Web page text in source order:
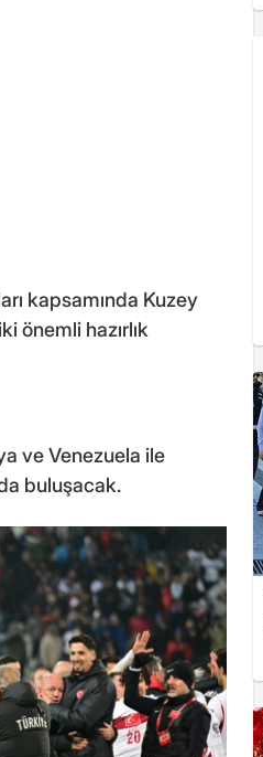
kapsamında Kuzey
önemli hazırlık
ve Venezuela ile
buluşacak.